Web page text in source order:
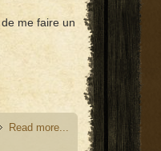
me faire un
Read more...